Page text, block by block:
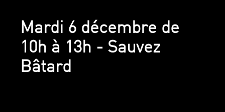
Mardi 6 décembre de
10h à 13h - Sauvez
Bâtard